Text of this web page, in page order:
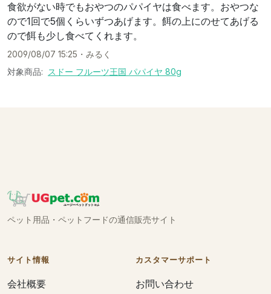
食欲がない時でもおやつのパパイヤは食べます。おやつな
ので1回で5個くらいずつあげます。餌の上にのせてあげる
ので餌も少し食べてくれます。
2009/08/07 15:25 ・ みるく
対象商品:
スドー フルーツ王国 パパイヤ 80g
ペット用品・ペットフードの通信販売サイト
サイト情報
会社概要
カスタマーサポート
お問い合わせ